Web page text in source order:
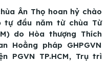
Ân Thọ hoan hỷ chào
tự đầu năm từ chùa Từ
do Hòa thượng Thích
Hoằng pháp GHPGVN
PGVN TP.HCM, Trụ trì